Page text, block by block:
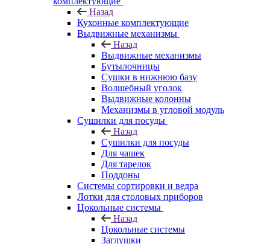
Назад
Кухонные комплектующие
Выдвижные механизмы
Назад
Выдвижные механизмы
Бутылочницы
Сушки в нижнюю базу
Волшебный уголок
Выдвижные колонны
Механизмы в угловой модуль
Сушилки для посуды
Назад
Сушилки для посуды
Для чашек
Для тарелок
Поддоны
Системы сортировки и ведра
Лотки для столовых приборов
Цокольные системы
Назад
Цокольные системы
Заглушки